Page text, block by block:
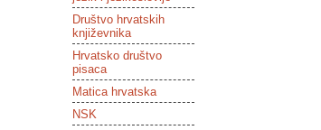
Društvo hrvatskih
književnika
Hrvatsko društvo
pisaca
Matica hrvatska
NSK